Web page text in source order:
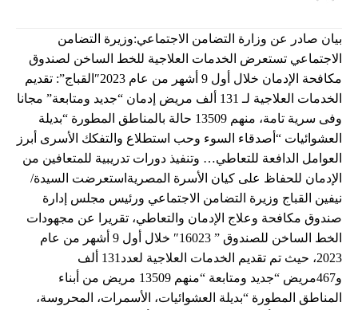
بيان صادر عن وزارة التضامن الاجتماعي:وزيرة التضامن
الاجتماعي تستعرض الخدمات العلاجية للخط الساخن لصندوق
مكافحة الإدمان خلال أول 9 أشهر من عام 2023″القباج”: تقديم
الخدمات العلاجية لـ 131 ألف مريض إدمان “جديد ومتابعة” مجانا
وفى سرية تامة، منهم 13509 حالة بالمناطق المطورة “بديلة
العشوائيات “أصدقاء السوء وحب استطلاع والتفكك الأسرى أبرز
العوامل الدافعة للتعاطي… وتنفيذ دورات تدريبية للمتعافين من
الإدمان للحفاظ على كيان الأسرة المصريةاستعرضت السيدة/
نيفين القباج وزيرة التضامن الاجتماعي ورئيس مجلس إدارة
صندوق مكافحة وعلاج الإدمان والتعاطي، تقريرا عن مجهودات
الخط الساخن للصندوق ” 16023″ خلال أول 9 أشهر من عام
2023، حيث تم تقديم الخدمات العلاجية لعدد131 ألف
و467مريض “جديد ومتابعة “منهم 13509 مريض من أبناء
المناطق المطورة “بديلة العشوائيات، الأسمرات، المحروسة،